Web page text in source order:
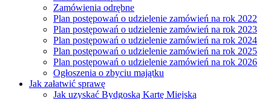
Zamówienia odrębne
Plan postępowań o udzielenie zamówień na rok 2022
Plan postępowań o udzielenie zamówień na rok 2023
Plan postępowań o udzielenie zamówień na rok 2024
Plan postępowań o udzielenie zamówień na rok 2025
Plan postępowań o udzielenie zamówień na rok 2026
Ogłoszenia o zbyciu majątku
Jak załatwić sprawę
Jak uzyskać Bydgoską Kartę Miejską